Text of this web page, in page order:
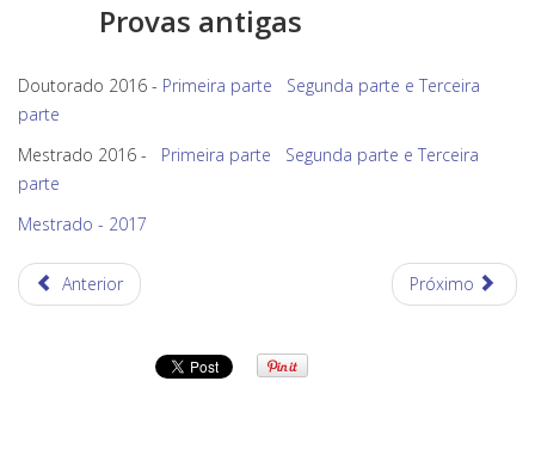
Provas antigas
Doutorado 2016 - Primeira parte
Segunda parte e Terceira
parte
Mestrado 2016 - Primeira parte
Segunda parte e Terceira
parte
Mestrado - 2017
Anterior Próximo